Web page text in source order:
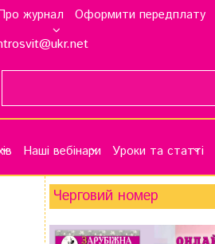
журнал Оформити передплату
Наші вебінари Уроки та статті
Черговий номер